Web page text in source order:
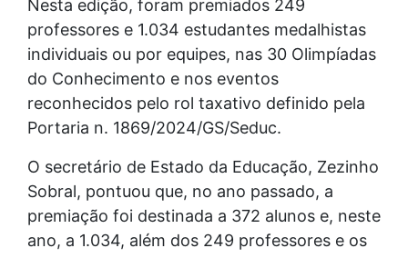
Nesta edição, foram premiados 249
professores e 1.034 estudantes medalhistas
individuais ou por equipes, nas 30 Olimpíadas
do Conhecimento e nos eventos
reconhecidos pelo rol taxativo definido pela
Portaria n. 1869/2024/GS/Seduc.
O secretário de Estado da Educação, Zezinho
Sobral, pontuou que, no ano passado, a
premiação foi destinada a 372 alunos e, neste
ano, a 1.034, além dos 249 professores e os